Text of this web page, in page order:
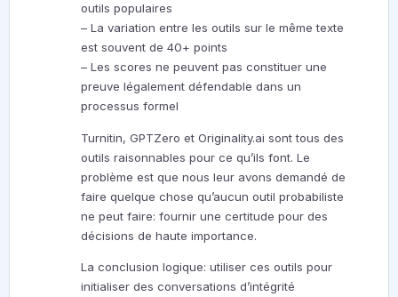
outils populaires
– La variation entre les outils sur le même texte
est souvent de 40+ points
– Les scores ne peuvent pas constituer une
preuve légalement défendable dans un
processus formel
Turnitin, GPTZero et Originality.ai sont tous des
outils raisonnables pour ce qu’ils font. Le
problème est que nous leur avons demandé de
faire quelque chose qu’aucun outil probabiliste
ne peut faire: fournir une certitude pour des
décisions de haute importance.
La conclusion logique: utiliser ces outils pour
initialiser des conversations d’intégrité